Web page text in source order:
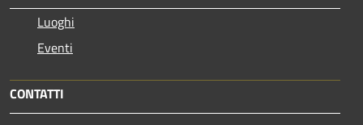
Luoghi
Eventi
CONTATTI